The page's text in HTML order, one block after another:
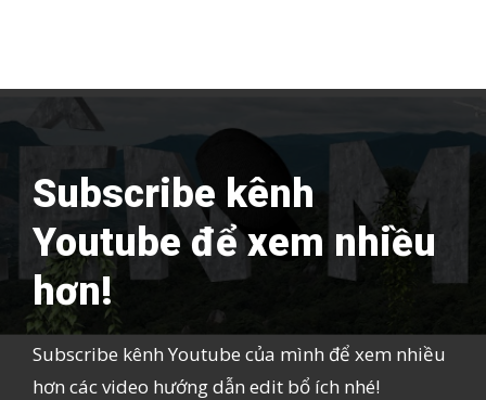
Subscribe kênh
Youtube để xem nhiều
hơn!
Subscribe kênh Youtube của mình để xem nhiều
hơn các video hướng dẫn edit bổ ích nhé!